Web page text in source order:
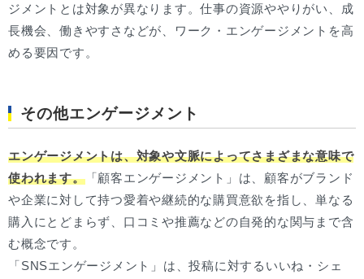
ジメントとは対象が異なります。仕事の資源ややりがい、成
長機会、働きやすさなどが、ワーク・エンゲージメントを高
める要因です。
その他エンゲージメント
エンゲージメントは、対象や文脈によってさまざまな意味で
使われます。「顧客エンゲージメント」は、顧客がブランド
や企業に対して持つ愛着や継続的な購買意欲を指し、単なる
購入にとどまらず、口コミや推薦などの自発的な関与まで含
む概念です。
「SNSエンゲージメント」は、投稿に対するいいね・シェ